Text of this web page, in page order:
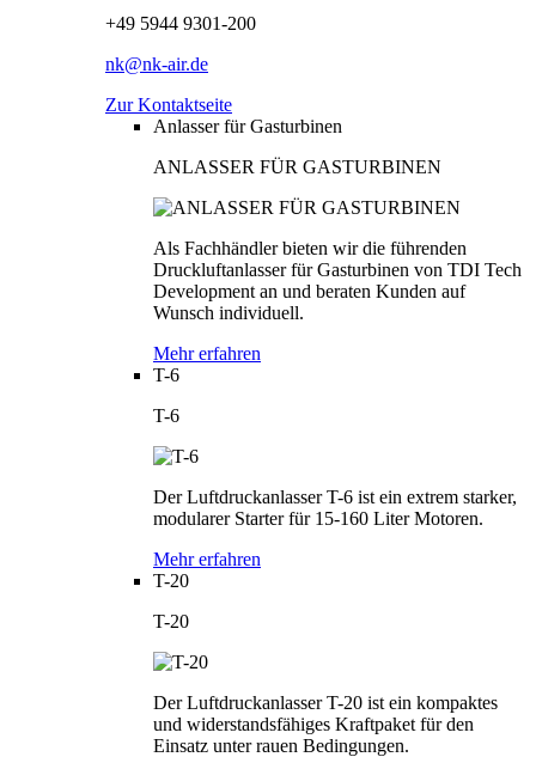
+49 5944 9301-200
nk@nk-air.de
Zur Kontaktseite
Anlasser für Gasturbinen
ANLASSER FÜR GASTURBINEN
Als Fachhändler bieten wir die führenden
Druckluftanlasser für Gasturbinen von TDI Tech
Development an und beraten Kunden auf
Wunsch individuell.
Mehr erfahren
T-6
T-6
Der Luftdruckanlasser T-6 ist ein extrem starker,
modularer Starter für 15-160 Liter Motoren.
Mehr erfahren
T-20
T-20
Der Luftdruckanlasser T-20 ist ein kompaktes
und widerstandsfähiges Kraftpaket für den
Einsatz unter rauen Bedingungen.